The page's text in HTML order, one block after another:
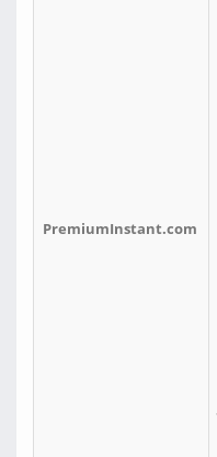
PremiumInstant.com